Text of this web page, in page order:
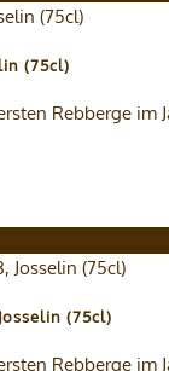
(75cl)
Rebberge im
(75cl)
Rebberge im